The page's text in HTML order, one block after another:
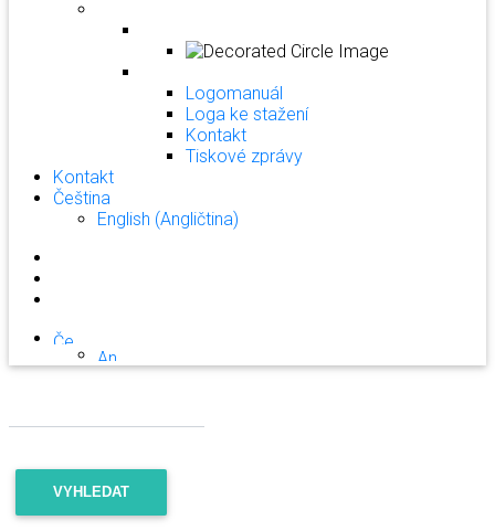
Logomanuál
Loga ke stažení
Kontakt
Tiskové zprávy
Kontakt
Čeština
English (Angličtina)
VYHLEDAT